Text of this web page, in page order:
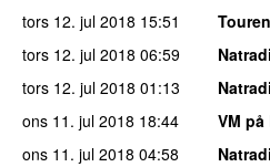
tors 12. jul 2018 15:51
tors 12. jul 2018 06:59
tors 12. jul 2018 01:13
ons 11. jul 2018 18:44
VM på
ons 11. jul 2018 04:58